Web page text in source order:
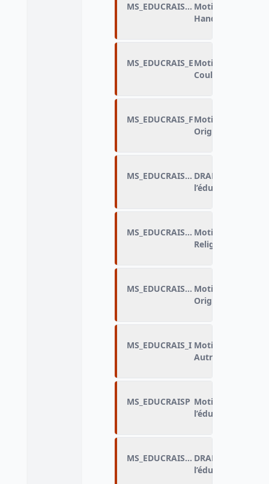
MS_EDUCRAIS_D Motif de
Handicap ou
MS_EDUCRAIS_EMotif de
Couleur de peau
MS_EDUCRAIS_FMotif de
Origine
MS_EDUCRAIS_FLAGDRAP_Motif de
l’éducation
MS_EDUCRAIS_G Motif de
Religion (=PC350)
MS_EDUCRAIS_HMotif de
Origine ou milieu
MS_EDUCRAIS_I Motif de
Autre (=PC350)
MS_EDUCRAISP Motif principal
l’éducation
MS_EDUCRAISP_DRAPDRAP_Motif
l’éducation